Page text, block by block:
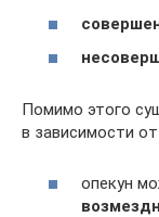
Помимо этого
в зависимости
опекун